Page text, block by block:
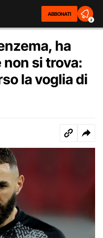
ABBONATI
2
ha
non si trova:
la voglia di